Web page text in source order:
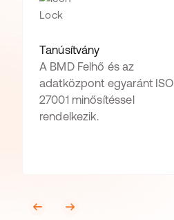
Tanúsítvány
A BMD Felhő és az
adatközpont egyaránt ISO
27001 minősítéssel
rendelkezik.